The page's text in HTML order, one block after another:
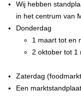
Wij hebben
in het centrum van
Donderdag
1 maart tot en
2 oktober tot 1
Zaterdag
Een